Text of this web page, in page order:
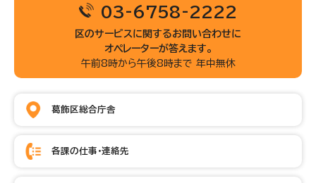
03-6758-2222
区のサービスに関するお問い合わせに
オペレーターが答えます。
午前8時から午後8時まで 年中無休
葛飾区総合庁舎
各課の仕事・連絡先